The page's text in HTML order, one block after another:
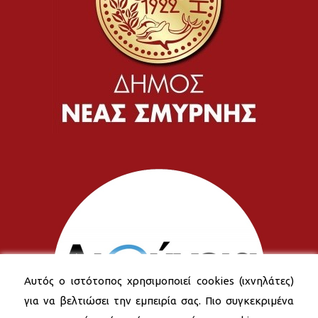
Αυτός ο ιστότοπος χρησιμοποιεί cookies (ιχνηλάτες)
για να βελτιώσει την εμπειρία σας. Πιο συγκεκριμένα